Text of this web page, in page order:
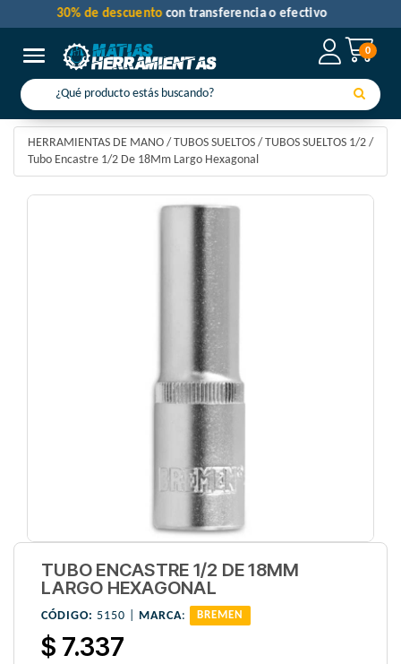
0
Toggle navigation
30% de descuentocon transferencia o efectivo
HERRAMIENTAS DE MANO / TUBOS SUELTOS / TUBOS SUELTOS 1/2 /
Tubo Encastre 1/2 De 18Mm Largo Hexagonal
TUBO ENCASTRE 1/2 DE 18MM
LARGO HEXAGONAL
CÓDIGO: 5150 | MARCA: BREMEN
$ 7.337